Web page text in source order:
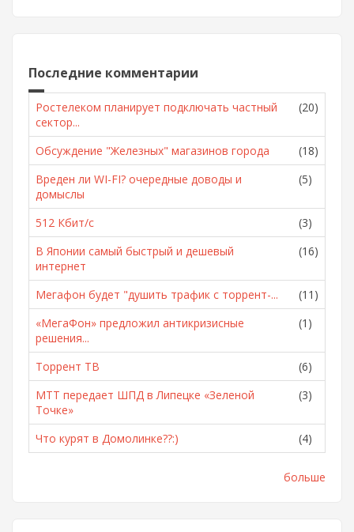
Последние комментарии
Ростелеком планирует подключать частный
сектор...
(20)
Обсуждение "Железных" магазинов города
(18)
Вреден ли WI-FI? очередные доводы и
домыслы
(5)
512 Кбит/с
(3)
В Японии самый быстрый и дешевый
интернет
(16)
Мегафон будет "душить трафик с торрент-...
(11)
«МегаФон» предложил антикризисные
решения...
(1)
Торрент ТВ
(6)
МТТ передает ШПД в Липецке «Зеленой
Точке»
(3)
Что курят в Домолинке??:) (4)
больше